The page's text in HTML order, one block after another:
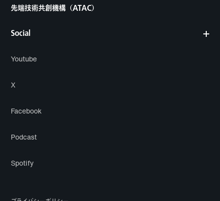
Social
Youtube
X
Facebook
Podcast
Spotify
先端技術共創機構（ATAC）